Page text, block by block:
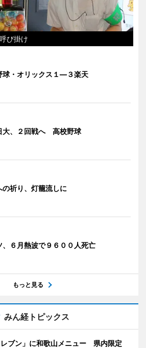
び掛け
球・オリックス１―３楽天
大、２回戦へ 高校野球
の祈り、灯籠流しに
、６月熱波で９６００人死亡
もっと見る
みん経トピックス
ブン」に和歌山メニュー 県内限定